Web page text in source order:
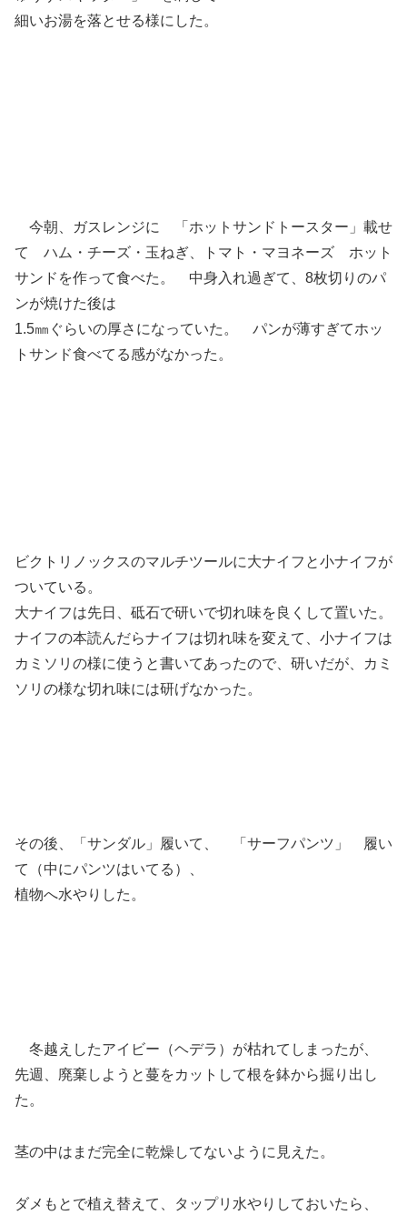
細いお湯を落とせる様にした。
今朝、ガスレンジに 「ホットサンドトースター」載せ
て ハム・チーズ・玉ねぎ、トマト・マヨネーズ ホット
サンドを作って食べた。 中身入れ過ぎて、8枚切りのパ
ンが焼けた後は
1.5㎜ぐらいの厚さになっていた。 パンが薄すぎてホッ
トサンド食べてる感がなかった。
ビクトリノックスのマルチツールに大ナイフと小ナイフが
ついている。
大ナイフは先日、砥石で研いで切れ味を良くして置いた。
ナイフの本読んだらナイフは切れ味を変えて、小ナイフは
カミソリの様に使うと書いてあったので、研いだが、カミ
ソリの様な切れ味には研げなかった。
その後、「サンダル」履いて、 「サーフパンツ」 履い
て（中にパンツはいてる）、
植物へ水やりした。
冬越えしたアイビー（ヘデラ）が枯れてしまったが、
先週、廃棄しようと蔓をカットして根を鉢から掘り出し
た。
茎の中はまだ完全に乾燥してないように見えた。
ダメもとで植え替えて、タップリ水やりしておいたら、